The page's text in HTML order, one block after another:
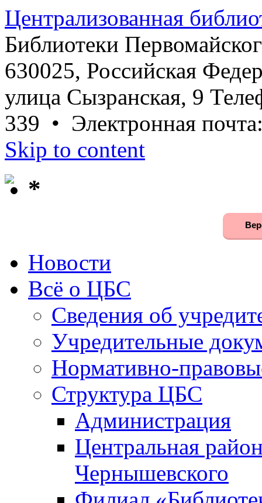
Централизованная
Библиотеки
630025, Российская
улица Сызранская, 9
339 • Электронная
Skip to content
*
Новости
Всё о ЦБС
Сведения об
Учредительные
Нормативно-
Структура ЦБС
Администрация
Центральная
Чернышевского